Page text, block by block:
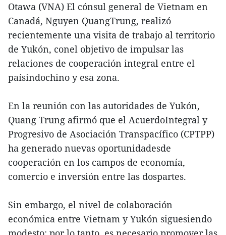
Otawa (VNA) El cónsul general de Vietnam en
Canadá, Nguyen QuangTrung, realizó
recientemente una visita de trabajo al territorio
de Yukón, conel objetivo de impulsar las
relaciones de cooperación integral entre el
paísindochino y esa zona.
En la reunión con las autoridades de Yukón,
Quang Trung afirmó que el AcuerdoIntegral y
Progresivo de Asociación Transpacífico (CPTPP)
ha generado nuevas oportunidadesde
cooperación en los campos de economía,
comercio e inversión entre las dospartes.
Sin embargo, el nivel de colaboración
económica entre Vietnam y Yukón siguesiendo